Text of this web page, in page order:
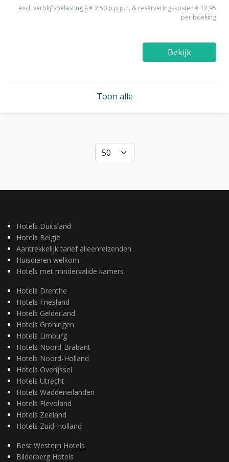
excl. verblijfsbelasting à € 2,50 p.p.p.n. & reserveringskosten € 12,95
per boeking
Bekijk
Toon alle
Hotels Duitsland
Hotels België
Aantrekkelijk tarief alleenreizenden
Huisdieren welkom
Hotels met mindervalide kamers
Hotels Drenthe
Hotels Friesland
Hotels Gelderland
Hotels Groningen
Hotels Limburg
Hotels Noord-Brabant
Hotels Noord-Holland
Hotels Overijssel
Hotels Utrecht
Hotels Waddeneilanden
Hotels Flevoland
Hotels Zeeland
Hotels Zuid-Holland
Best Western Hotels
Bilderberg Hotels